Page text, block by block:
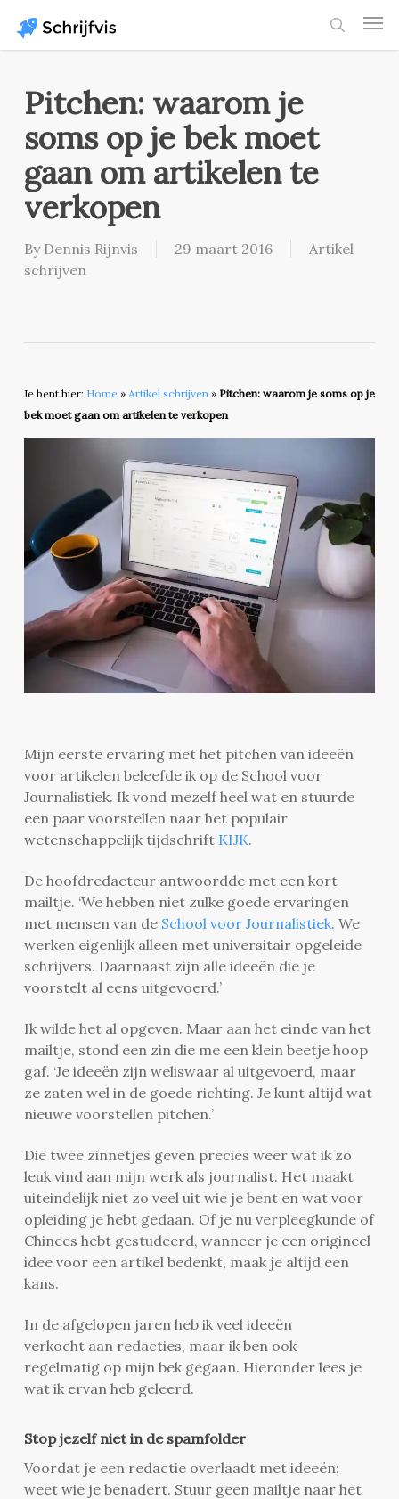
main
Pitchen: waarom je
soms op je bek moet
gaan om artikelen te
verkopen
By Dennis Rijnvis 29 maart 2016
Artikel
schrijven
Je bent hier: Home» Artikel schrijven» Pitchen: waarom je soms op je
bek moet gaan om artikelen te verkopen
Mijn eerste ervaring met het pitchen van ideeën
voor artikelen beleefde ik op de School voor
Journalistiek. Ik vond mezelf heel wat en stuurde
een paar voorstellen naar het populair
wetenschappelijk tijdschrift KIJK.
De hoofdredacteur antwoordde met een kort
mailtje. ‘We hebben niet zulke goede ervaringen
met mensen van de School voor Journalistiek. We
werken eigenlijk alleen met universitair opgeleide
schrijvers. Daarnaast zijn alle ideeën die je
voorstelt al eens uitgevoerd.’
Ik wilde het al opgeven. Maar aan het einde van het
mailtje, stond een zin die me een klein beetje hoop
gaf. ‘Je ideeën zijn weliswaar al uitgevoerd, maar
ze zaten wel in de goede richting. Je kunt altijd wat
nieuwe voorstellen pitchen.’
Die twee zinnetjes geven precies weer wat ik zo
leuk vind aan mijn werk als journalist. Het maakt
uiteindelijk niet zo veel uit wie je bent en wat voor
opleiding je hebt gedaan. Of je nu verpleegkunde of
Chinees hebt gestudeerd, wanneer je een origineel
idee voor een artikel bedenkt, maak je altijd een
kans.
In de afgelopen jaren heb ik veel ideeën
verkocht aan redacties, maar ik ben ook
regelmatig op mijn bek gegaan. Hieronder lees je
wat ik ervan heb geleerd.
Stop jezelf niet in de spamfolder
Voordat je een redactie overlaadt met ideeën;
weet wie je benadert. Stuur geen mailtje naar het